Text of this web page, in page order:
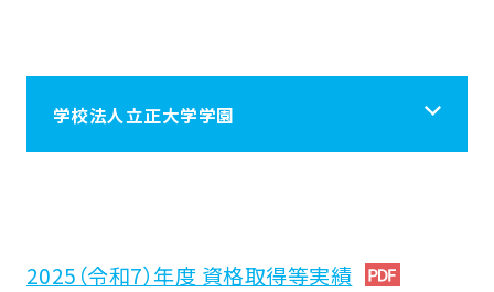
学校法人立正大学学園
立正大学学園について
2025（令和7）年度 資格取得等実績